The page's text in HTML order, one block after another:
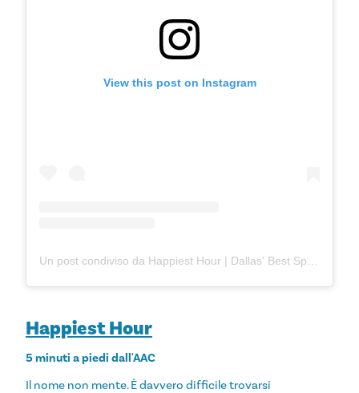
View this post on Instagram
Happiest Hour
5 minuti a piedi dall'AAC
Il nome non mente. È davvero difficile trovarsi